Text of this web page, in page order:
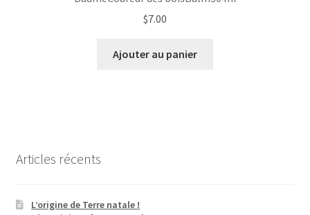
$7.00
Ajouter au panier
Articles récents
L’origine de Terre natale !